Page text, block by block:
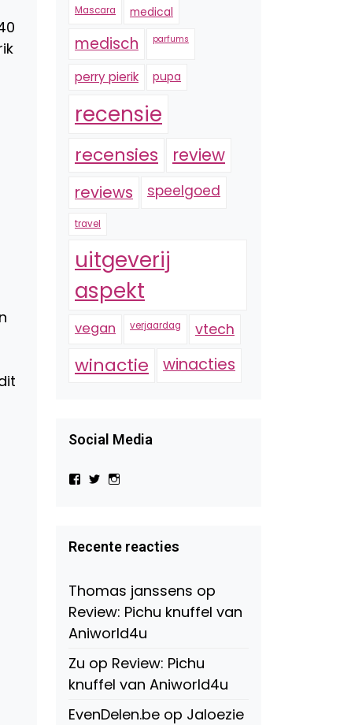
Mascara medical
medisch parfums
perry pierik pupa
recensie
recensies review
reviews speelgoed
travel
uitgeverij
aspekt
vegan verjaardag vtech
winactie winacties
Social Media
Bekijk
Beauty-
147775071915783/?
Facebook
Bekijk
op
Twitter
op
Instagram
Recente reacties
Thomas janssens op
Review: Pichu knuffel van
Aniworld4u
Zu op Review: Pichu
knuffel van Aniworld4u
EvenDelen.be op Jaloezie